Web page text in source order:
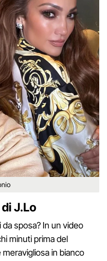
J.Lo
sposa? In un video
minuti prima del
in bianco